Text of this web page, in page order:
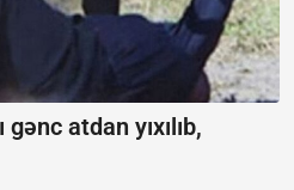
atdan yıxılıb,